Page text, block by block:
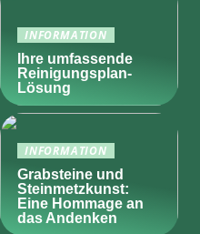
INFORMATION
Ihre umfassende
Reinigungsplan-
Lösung
INFORMATION
Grabsteine und
Steinmetzkunst:
Eine Hommage an
das Andenken